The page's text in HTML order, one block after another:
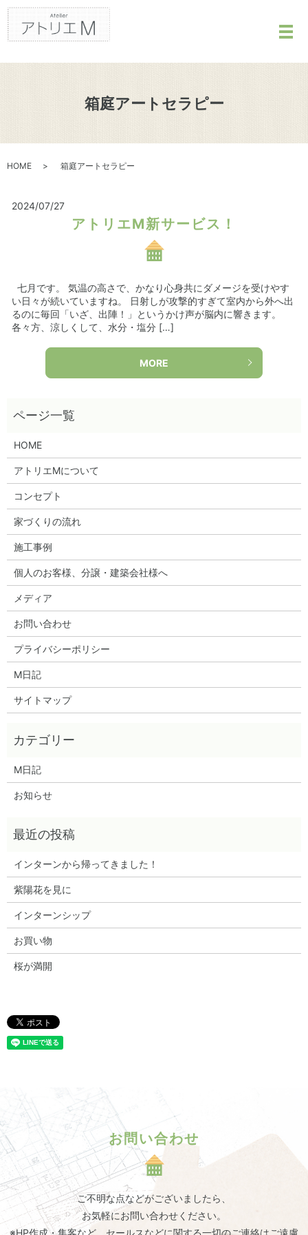
メ
箱庭アートセラピー
HOME 箱庭アートセラピー
2024/07/27
アトリエМ新サービス！
七月です。 気温の高さで、かなり心身共にダメージを受けやす
い日々が続いていますね。 日射しが攻撃的すぎて室内から外へ出
るのに毎回「いざ、出陣！」というかけ声が脳内に響きます。
各々方、涼しくして、水分・塩分 […]
MORE
HOME
アトリエMについて
コンセプト
家づくりの流れ
施工事例
個人のお客様、分譲・建築会社様へ
メディア
お問い合わせ
プライバシーポリシー
M日記
サイトマップ
M日記
お知らせ
インターンから帰ってきました！
紫陽花を見に
インターンシップ
お買い物
桜が満開
お問い合わせ
ご不明な点などがございましたら、
お気軽にお問い合わせください。
※HP作成・集客など、セールスなどに関する一切のご連絡はご遠慮